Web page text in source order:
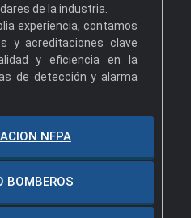
de la industria.
experiencia, contamos
y acreditaciones clave
y eficiencia en la
de detección y alarma
NFPA
BOMBEROS